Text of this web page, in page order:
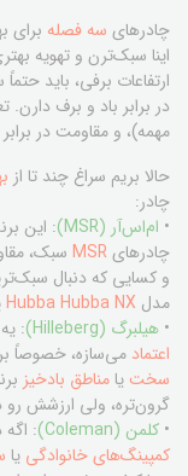
چادرهای سه فصله برای
اینا سبک‌ترن و تهویه
ارتفاعات برفی، باید
در برابر باد و برف
مهمه)، و مقاومت در
حالا بریم سراغ چند تا از
چادر:
• ام‌اس‌آر (MSR)
: این
چادرهایMSR سبک،
و کسایی که دنبال
مدل Hubba Hubba NX
• هیلبرگ (Hilleberg) :
اعتماد می‌سازه، خصوصاً
سختیامناطق بادخیز
گرون‌تره، ولی ارزشش رو
• کلمن (Coleman) : اگه
کمپینگ‌های خانوادگی یا